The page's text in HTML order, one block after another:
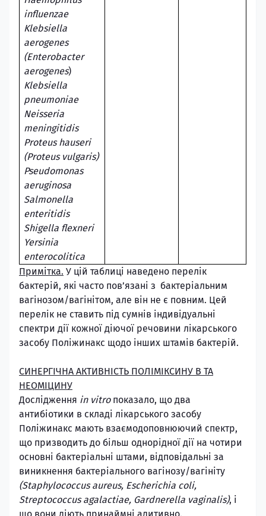
influenzae
Klebsiella
aerogenes
(Enterobacter
aerogenes)
Klebsiella
pneumoniae
Neisseria
meningitidis
Proteus hauseri
(Proteus vulgaris)
Pseudomonas
aeruginosa
Salmonella
enteritidis
Shigella flexneri
Yersinia
enterocolitica
Примітка. У цій таблиці наведено перелік
бактерій, які часто пов’язані з бактеріальним
вагінозом/вагінітом, але він не є повним. Цей
перелік не ставить під сумнів індивідуальні
спектри дії кожної діючої речовини лікарського
засобу Поліжинакс щодо інших штамів бактерій.
СИНЕРГІЧНА АКТИВНІСТЬ ПОЛІМІКСИНУ B ТА
НЕОМІЦИНУ
Дослідження in vitroпоказало, що два
антибіотики в складі лікарського засобу
Поліжинакс мають взаємодоповнюючий спектр,
що призводить до більш однорідної дії на чотири
основні бактеріальні штами, відповідальні за
виникнення бактеріального вагінозу/вагініту
(Staphylococcus aureus, Escherichia coli,
Streptococcus agalactiae, Gardnerella vaginalis), і